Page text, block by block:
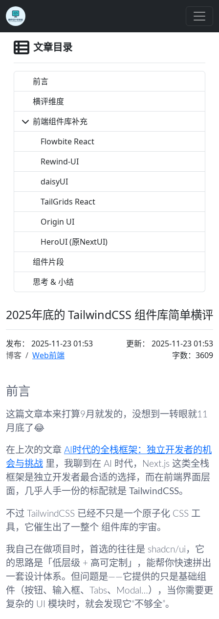
文章目录
前言
横评维度
前端组件库补充
Flowbite React
Rewind-UI
daisyUI
TailGrids React
Origin UI
HeroUI (原NextUI)
组件片段
思考 & 小结
2025年底的 TailwindCSS 组件库简单横评
发布： 2025-11-23 01:53
更新： 2025-11-23 01:53
博客
Web前端 字数：3609
前言
这篇文章本来打算9月就发的，没想到一转眼就11
月底了😂
在上次的文章 AI时代的全栈框架：独立开发者的机
会与挑战 里，我聊到在 AI 时代，Next.js 这类全栈
框架是独立开发者最合适的选择，而在前端界面层
面，几乎人手一份的标配就是
TailwindCSS。
不过 TailwindCSS 已经不只是一个原子化 CSS 工
具，它催生出了一整个 组件库的宇宙。
我自己在做项目时，首选的往往是 shadcn/ui，它
的思路是「低层级 + 高可定制」，能帮你快速拼出
一套设计体系。但问题是——它提供的只是基础组
件（按钮、输入框、Tabs、Modal…），当你需要更
复杂的 UI 模块时，就会发现它“不够全”。